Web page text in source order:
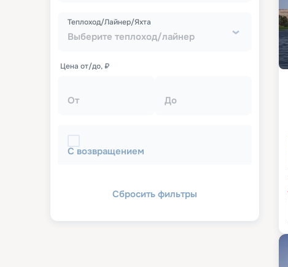
Выберите теплоход/лайнер
Теплоход/Лайнер/Яхта
Цена от/до, ₽
От До
С возвращением
Сбросить фильтры